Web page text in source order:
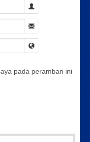
pada peramban ini